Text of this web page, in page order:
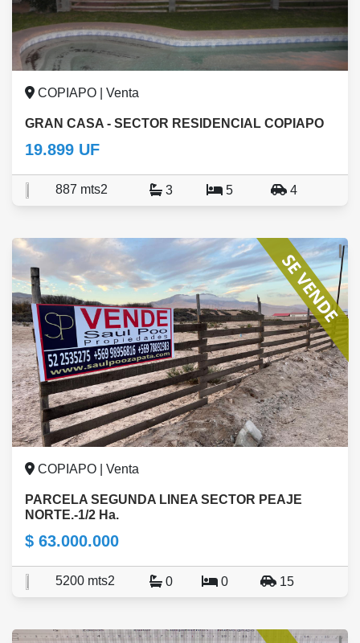
COPIAPO | Venta
GRAN CASA - SECTOR RESIDENCIAL COPIAPO
19.899 UF
887 mts2 3 5 4
COPIAPO | Venta
PARCELA SEGUNDA LINEA SECTOR PEAJE
NORTE.-1/2 Ha.
$ 63.000.000
5200 mts2 0 0 15